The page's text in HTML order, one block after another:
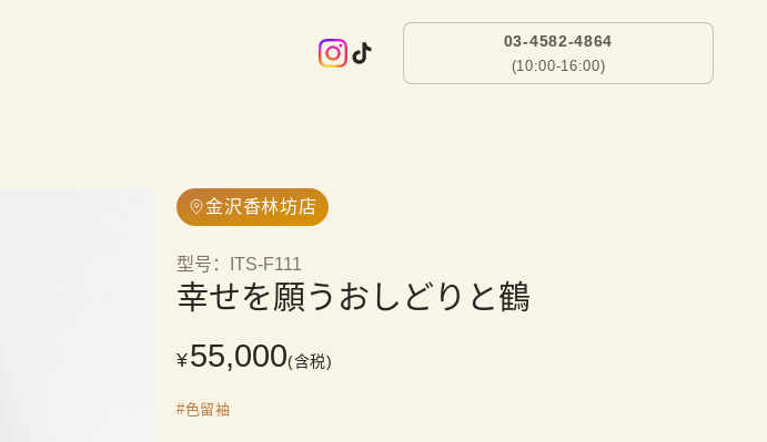
03-4582-4864
(10:00-16:00)
金沢香林坊店
型号 ： ITS-F111
幸せを願うおしどりと鶴
¥55,000(含税)
#色留袖